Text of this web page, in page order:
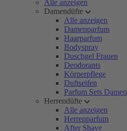
Alle anzeigen
Damendüfte
Alle anzeigen
Damenparfum
Haarparfum
Bodyspray
Duschgel Frauen
Deodorants
Körperpflege
Duftseifen
Parfum Sets Damen
Herrendüfte
Alle anzeigen
Herrenparfum
After Shave